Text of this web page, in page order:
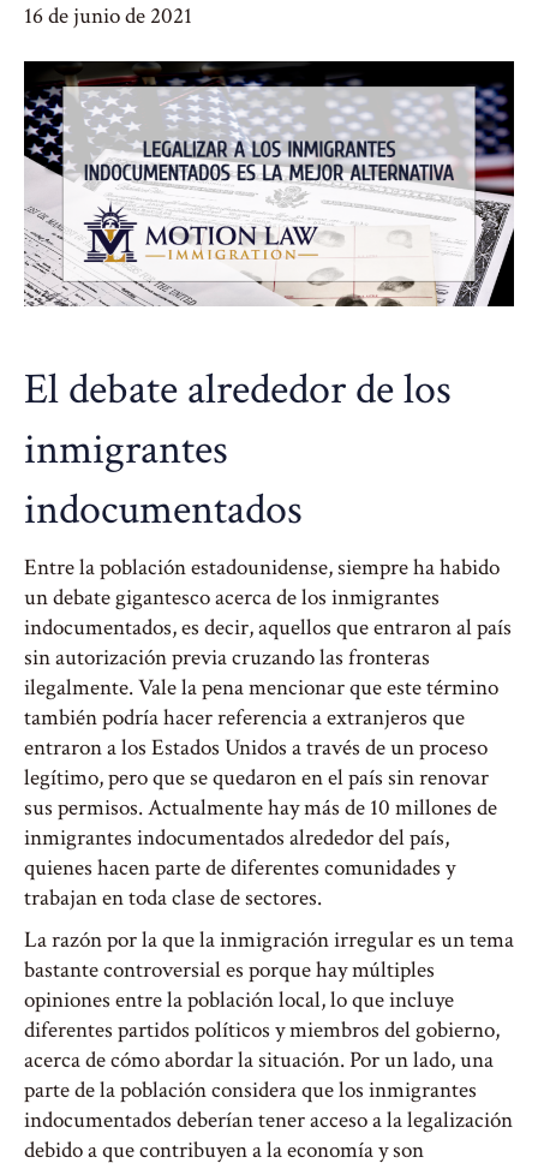
16 de junio de 2021
El debate alrededor de los
inmigrantes
indocumentados
Entre la población estadounidense, siempre ha habido
un debate gigantesco acerca de los inmigrantes
indocumentados, es decir, aquellos que entraron al país
sin autorización previa cruzando las fronteras
ilegalmente. Vale la pena mencionar que este término
también podría hacer referencia a extranjeros que
entraron a los Estados Unidos a través de un proceso
legítimo, pero que se quedaron en el país sin renovar
sus permisos. Actualmente hay más de 10 millones de
inmigrantes indocumentados alrededor del país,
quienes hacen parte de diferentes comunidades y
trabajan en toda clase de sectores.
La razón por la que la inmigración irregular es un tema
bastante controversial es porque hay múltiples
opiniones entre la población local, lo que incluye
diferentes partidos políticos y miembros del gobierno,
acerca de cómo abordar la situación. Por un lado, una
parte de la población considera que los inmigrantes
indocumentados deberían tener acceso a la legalización
debido a que contribuyen a la economía y son